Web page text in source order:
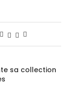
sa collection